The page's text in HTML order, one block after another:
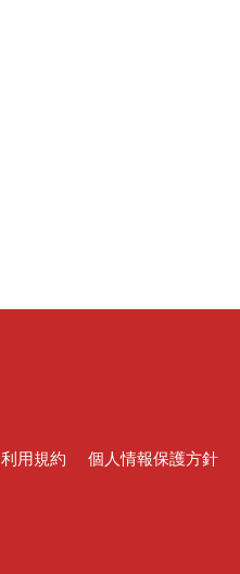
利用規約 個人情報保護方針